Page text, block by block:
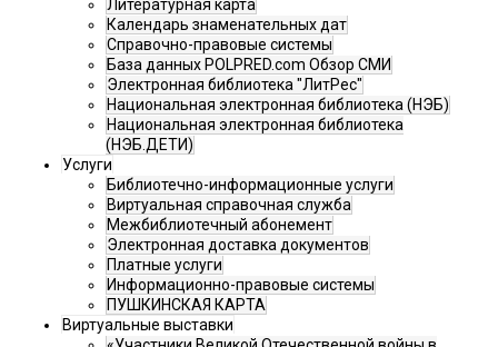
Литературная карта
Календарь знаменательных дат
Справочно-правовые системы
База данных POLPRED.com Обзор СМИ
Электронная библиотека "ЛитРес"
Национальная электронная библиотека (НЭБ)
Национальная электронная библиотека
(НЭБ.ДЕТИ)
Услуги
Библиотечно-информационные услуги
Виртуальная справочная служба
Межбиблиотечный абонемент
Электронная доставка документов
Платные услуги
Информационно-правовые системы
ПУШКИНСКАЯ КАРТА
Виртуальные выставки